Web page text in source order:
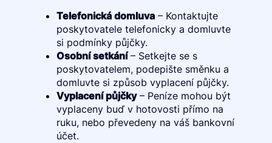
Telefonická domluva– Kontaktujte
poskytovatele telefonicky a domluvte
si podmínky půjčky.
Osobní setkání– Setkejte se s
poskytovatelem, podepište směnku a
domluvte si způsob vyplacení půjčky.
Vyplacení půjčky– Peníze mohou být
vyplaceny buď v hotovosti přímo na
ruku, nebo převedeny na váš bankovní
účet.